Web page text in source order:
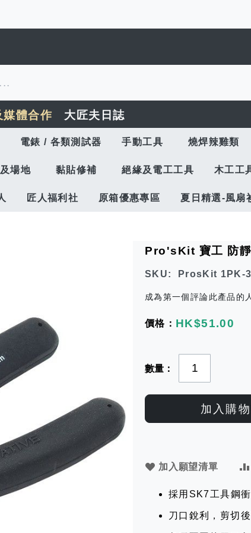
體合作 大匠夫日誌
電錶 / 各類測試器 手動工具 燒焊辣雞類
場地 黏貼修補 絕緣及電工工具 木工工
匠人福利社 原箱優惠專區 夏日精選-風扇
Pro'sKit 寶工 防
SKU ProsKit 1PK-
成為第一個評論此產品的人
HK$51.00
數量
加入購
加入願望清單
採用SK7工具鋼
刀口銳利，剪切